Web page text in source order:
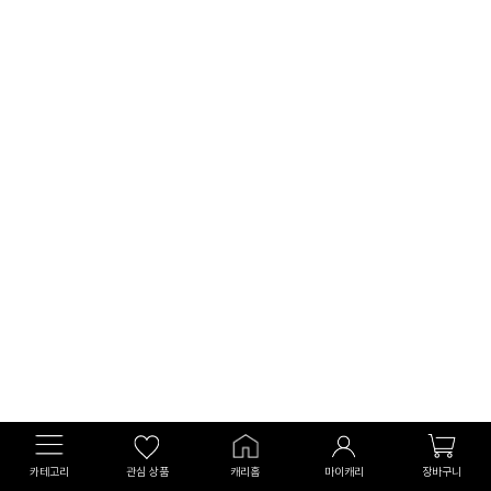
카테고리 관심 상품 캐리홈 마이캐리 장바구니